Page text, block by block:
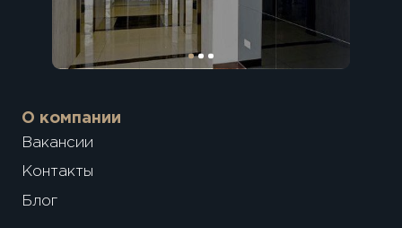
О компании
Вакансии
Контакты
Блог